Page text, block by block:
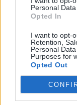
Personal
Opted In
I want to opt-
Retention,
Personal
Purposes for
Opted Out
de tours de
faibles ou
des
éloignées.